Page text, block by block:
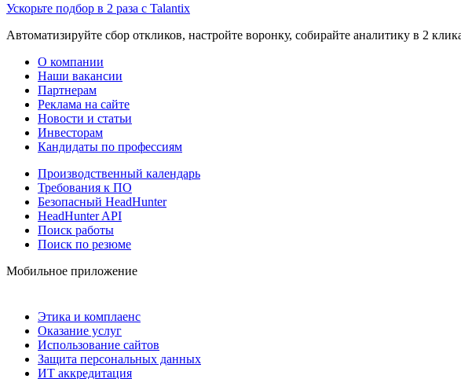
Ускорьте подбор в 2 раза с Talantix
Автоматизируйте сбор откликов, настройте воронку, собирайте аналитику в 2
О компании
Наши вакансии
Партнерам
Реклама на сайте
Новости и статьи
Инвесторам
Кандидаты по профессиям
Производственный календарь
Требования к ПО
Безопасный HeadHunter
HeadHunter API
Поиск работы
Поиск по резюме
Мобильное приложение
Этика и комплаенс
Оказание услуг
Использование сайтов
Защита персональных данных
ИТ аккредитация